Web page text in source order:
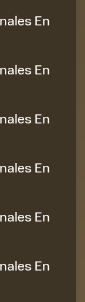
En
En
En
En
En
En